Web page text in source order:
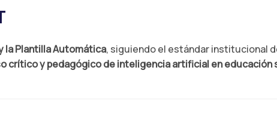
la Plantilla Automática, siguiendo el estándar institucional
crítico y pedagógico de inteligencia artificial en educación